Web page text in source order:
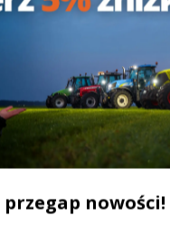
klienta
przegap nowości!